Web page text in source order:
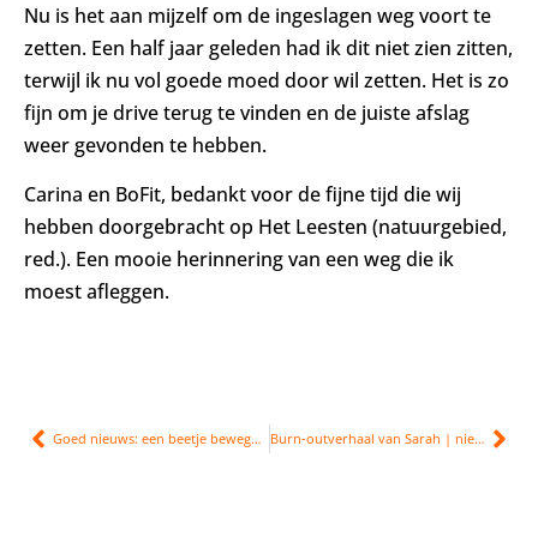
Nu is het aan mijzelf om de ingeslagen weg voort te
zetten. Een half jaar geleden had ik dit niet zien zitten,
terwijl ik nu vol goede moed door wil zetten. Het is zo
fijn om je drive terug te vinden en de juiste afslag
weer gevonden te hebben.
Carina en BoFit, bedankt voor de fijne tijd die wij
hebben doorgebracht op Het Leesten (natuurgebied,
red.). Een mooie herinnering van een weg die ik
moest afleggen.
Goed nieuws: een beetje bewegen doet al veel Burn-outverhaal van Sarah | niet meer functioneren